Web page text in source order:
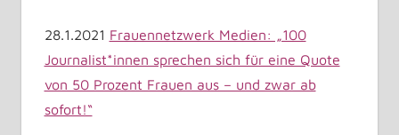
28.1.2021 Frauennetzwerk Medien: „100
Journalist*innen sprechen sich für eine Quote
von 50 Prozent Frauen aus – und zwar ab
sofort!“